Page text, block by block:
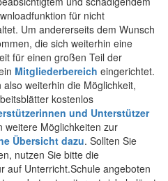
für nicht
Um andererseits dem Wunsch
die sich weiterhin eine
für einen großen Teil der
Mitgliederbereich eingerichtet.
weiterhin die Möglichkeit,
kostenlos
und Unterstützer
weitere Möglichkeiten zur
Übersicht dazu. Sollten Sie
nutzen Sie bitte die
auf Unterricht.Schule angeboten